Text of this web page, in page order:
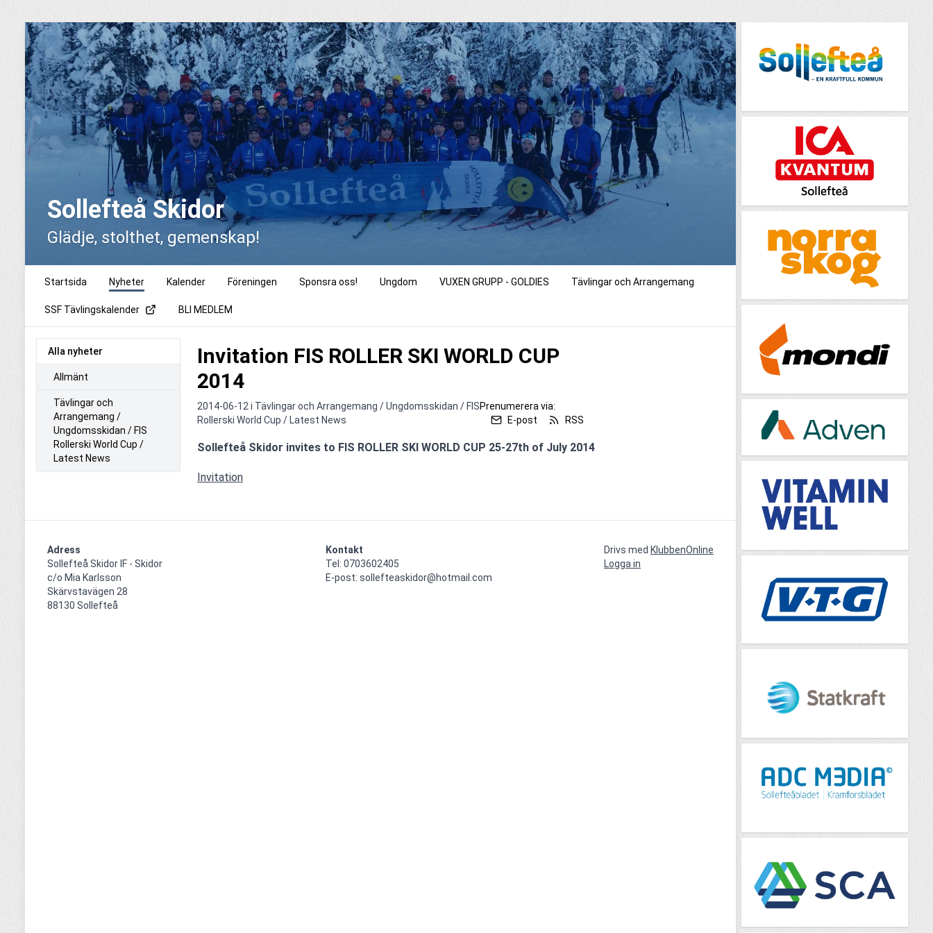
Sollefteå Skidor
Glädje, stolthet, gemenskap!
Startsida Nyheter Kalender Föreningen Sponsra oss! Ungdom VUXEN GRUPP - GOLDIES Tävlingar och Arrangemang
SSF Tävlingskalender BLI MEDLEM
Alla nyheter
Allmänt
Tävlingar och
Arrangemang /
Ungdomsskidan / FIS
Rollerski World Cup /
Latest News
Invitation FIS ROLLER SKI WORLD CUP
2014
2014-06-12 i Tävlingar och Arrangemang / Ungdomsskidan / FIS
Rollerski World Cup / Latest News
Prenumerera via:
E-post
RSS
Invitation
Adress
Sollefteå Skidor IF - Skidor
c/o Mia Karlsson
Skärvstavägen 28
88130 Sollefteå
Kontakt
Tel: 0703602405
E-post: sollefteaskidor@hotmail.com
Drivs med KlubbenOnline
Logga in